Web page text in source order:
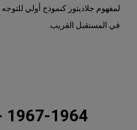
لمفهوم جلاديتور كنموذج أولي
في المستقبل القريب.
1967-1964 JEEP